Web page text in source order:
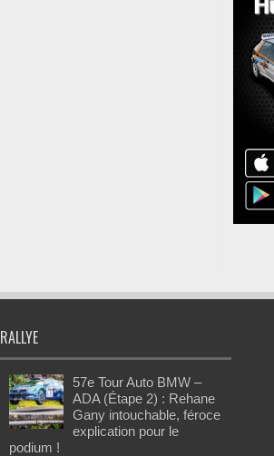
RALLYE
57e Tour Auto BMW –
ADA (Étape 2) : Rehane
Gany intouchable, féroce
explication pour le
podium !